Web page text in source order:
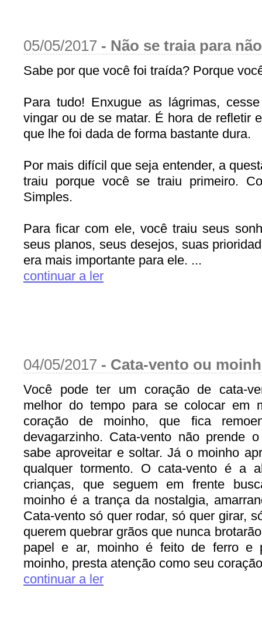
05/05/2017 - Não se traia para
Sabe por que você foi traída? Porque
Para tudo! Enxugue as lágrimas,
vingar ou de se matar. É hora de refletir
que lhe foi dada de forma bastante dura.
Por mais difícil que seja entender, a
traiu porque você se traiu primeiro.
Simples.
Para ficar com ele, você traiu seus
seus planos, seus desejos, suas
era mais importante para ele. ...
continuar a ler
04/05/2017 - Cata-vento ou
Você pode ter um coração de cata-
melhor do tempo para se colocar em
coração de moinho, que fica
devagarzinho. Cata-vento não prende
sabe aproveitar e soltar. Já o moinho
qualquer tormento. O cata-vento é a
crianças, que seguem em frente
moinho é a trança da nostalgia,
Cata-vento só quer rodar, só quer girar,
querem quebrar grãos que nunca
papel e ar, moinho é feito de ferro e
moinho, presta atenção como seu
continuar a ler